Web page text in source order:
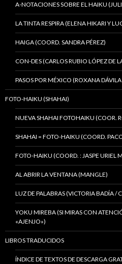
A-NOTACIONES SOBRE EL HAIKU
LA TINTA RESPIRA (ELENA HIKARI Y
HAIGA (COORD. SANDRA PÉREZ)
CON-DES (CARLOS RUBIO LÓPEZ DE
PASOS POR MÉXICO (ROXANA
FOTO-HAIKU (SHAHAI)
NUEVA SHAHAI FOTOHAIKU (COOR.
SHAHAI = FOTO-HAIKU (COORD.
FOTO-HAIKU (COORD. : JASPE URIEL
AL ABRIR LA VENTANA (MANGLE)
LUZ DE PALABRAS (VICTORIA BADÍA /
YOKU MIREBA (SI MIRAS CON
«AJENJO»)
LIBROS TRADUCIDOS
ÍNDICE DE TEXTOS DE DESCARGA